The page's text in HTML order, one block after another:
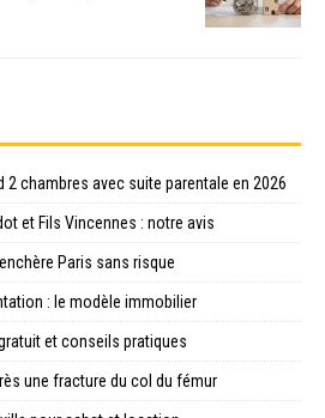
chambres avec suite parentale en 2026
et Fils Vincennes : notre avis
Paris sans risque
: le modèle immobilier
et conseils pratiques
une fracture du col du fémur